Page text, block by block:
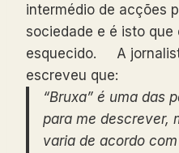
intermédio de acções
sociedade e é isto que
esquecido. A
escreveu que:
“Bruxa” é uma das
para me descrever,
varia de acordo